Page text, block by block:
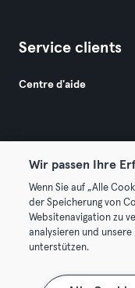
Service clients
Centre d'aide
© 2026 Urban
Conditions générales
Mentions légales
Se rétracter ici
Wir passen Ihre
Wenn Sie auf „Alle
der Speicherung von
Websitenavigation zu
analysieren und
unterstützen.